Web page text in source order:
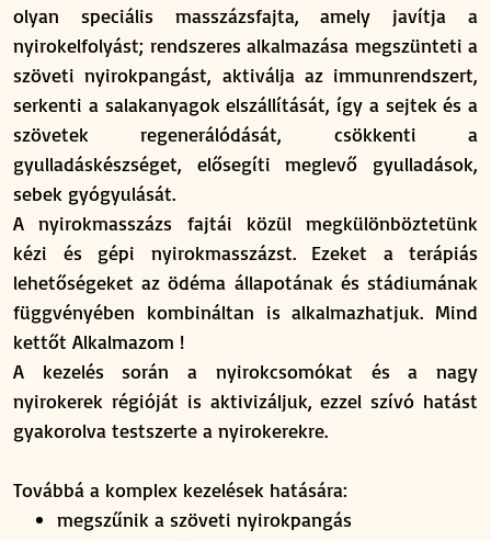
olyan speciális masszázsfajta, amely javítja a
nyirokelfolyást; rendszeres alkalmazása megszünteti a
szöveti nyirokpangást, aktiválja az immunrendszert,
serkenti a salakanyagok elszállítását, így a sejtek és a
szövetek regenerálódását, csökkenti a
gyulladáskészséget, elősegíti meglevő gyulladások,
sebek gyógyulását.
A nyirokmasszázs fajtái közül megkülönböztetünk
kézi és gépi nyirokmasszázst. Ezeket a terápiás
lehetőségeket az ödéma állapotának és stádiumának
függvényében kombináltan is alkalmazhatjuk. Mind
kettőt Alkalmazom !
A kezelés során a nyirokcsomókat és a nagy
nyirokerek régióját is aktivizáljuk, ezzel szívó hatást
gyakorolva testszerte a nyirokerekre.
Továbbá a komplex kezelések hatására:
megszűnik a szöveti nyirokpangás